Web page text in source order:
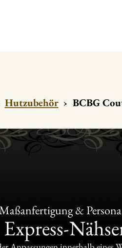
Hutzubehör › BCBG
&
Express-